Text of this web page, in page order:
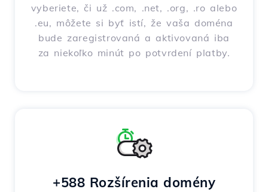
vyberiete, či už .com, .net, .org, .ro alebo
.eu, môžete si byť istí, že vaša doména
bude zaregistrovaná a aktivovaná iba
za niekoľko minút po potvrdení platby.
+588 Rozšírenia domény